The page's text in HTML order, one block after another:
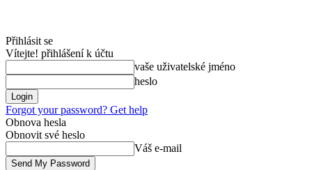
Přihlásit se
Vítejte! přihlášení k účtu
vaše uživatelské jméno
heslo
Forgot your password? Get help
Obnova hesla
Obnovit své heslo
Váš e-mail